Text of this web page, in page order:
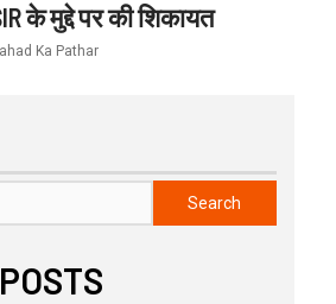
के मुद्दे पर की शिकायत
Ka Pathar
Search